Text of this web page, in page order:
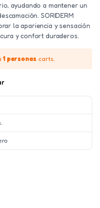
ayudando a mantener un
SORIDERM
la apariencia y sensación
y confort duraderos.
1 personas carts.